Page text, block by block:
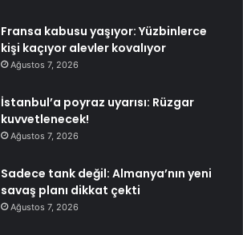
Fransa kabusu yaşıyor: Yüzbinlerce
kişi kaçıyor alevler kovalıyor
Ağustos 7, 2026
İstanbul’a poyraz uyarısı: Rüzgar
kuvvetlenecek!
Ağustos 7, 2026
Sadece tank değil: Almanya’nın yeni
savaş planı dikkat çekti
Ağustos 7, 2026